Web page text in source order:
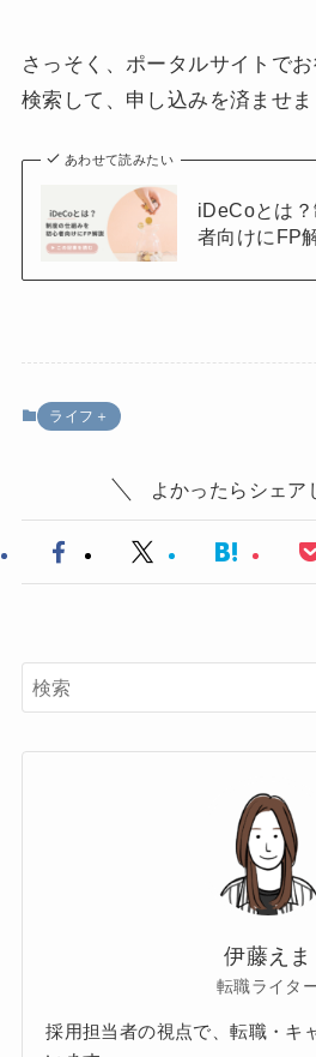
さっそく、ポータルサイトで
検索して、申し込みを済ませま
あわせて読みたい
iDeCoとは
者向けにFP
ライフ＋
よかったらシェア
伊藤えま
転職ライタ
採用担当者の視点で、転職・キ